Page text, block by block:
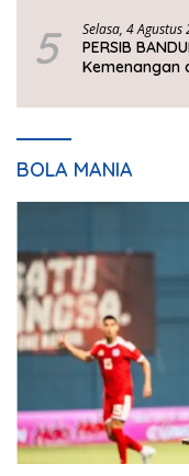
5 Selasa, 4
PERSIB
Kemenangan
BOLA MANIA